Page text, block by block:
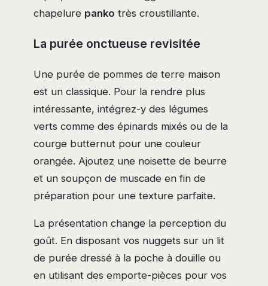
chapelure panko très croustillante.
La purée onctueuse revisitée
Une purée de pommes de terre maison
est un classique. Pour la rendre plus
intéressante, intégrez-y des légumes
verts comme des épinards mixés ou de la
courge butternut pour une couleur
orangée. Ajoutez une noisette de beurre
et un soupçon de muscade en fin de
préparation pour une texture parfaite.
La présentation change la perception du
goût. En disposant vos nuggets sur un lit
de purée dressé à la poche à douille ou
en utilisant des emporte-pièces pour vos